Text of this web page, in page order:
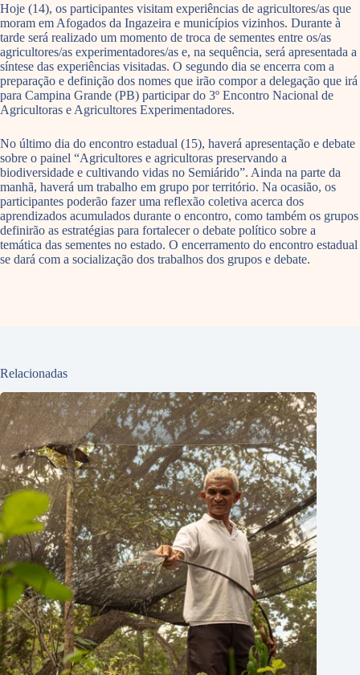
Hoje (14), os participantes visitam experiências de agricultores/as que
moram em Afogados da Ingazeira e municípios vizinhos. Durante à
tarde será realizado um momento de troca de sementes entre os/as
agricultores/as experimentadores/as e, na sequência, será apresentada a
síntese das experiências visitadas. O segundo dia se encerra com a
preparação e definição dos nomes que irão compor a delegação que irá
para Campina Grande (PB) participar do 3º Encontro Nacional de
Agricultoras e Agricultores Experimentadores.
No último dia do encontro estadual (15), haverá apresentação e debate
sobre o painel “Agricultores e agricultoras preservando a
biodiversidade e cultivando vidas no Semiárido”. Ainda na parte da
manhã, haverá um trabalho em grupo por território. Na ocasião, os
participantes poderão fazer uma reflexão coletiva acerca dos
aprendizados acumulados durante o encontro, como também os grupos
definirão as estratégias para fortalecer o debate político sobre a
temática das sementes no estado. O encerramento do encontro estadual
se dará com a socialização dos trabalhos dos grupos e debate.
Relacionadas